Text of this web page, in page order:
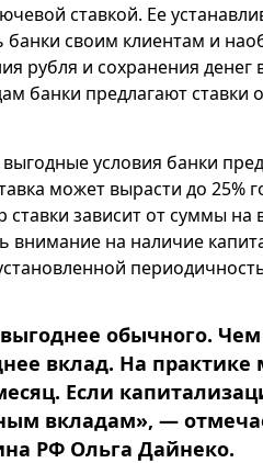
ставкой. Ее
своим клиентам и
рубля и сохранения
банки предлагают
условия банки
может вырасти до 25%
ставки зависит от суммы
на наличие
обычного.
вклад. На
Если
вкладам», —
РФ Ольга Дайнеко.